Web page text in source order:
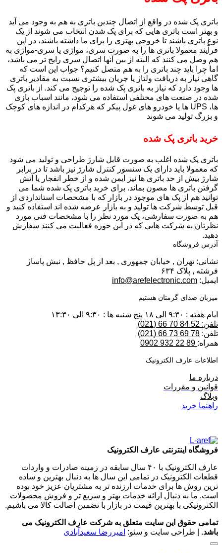
باتری پک شده در واقع از اتصال چندین باتری به هم به وجود می آید
و بهتر است باتری هایی که برای پک شدن انتخاب می شوند از یک
نوع باتری باشند تا خروجی بهتری را برای ما داشته باشند، در این
فرآیند معمولا باتری ها را به صورت سری، موازی یا سری-موازی به
هم وصل می کنند که البته از بین آنها اتصال سری رایج تر می باشد،
اما چرا باید چند باتری را به هم متصل کنیم؟ جواب این است که
گاهی نیاز به دریافت ولتاژ یا جریان بیشتری نسبت به مقادیر باتری
ها وجود دارد که نیاز به باتری پک شده را توجیح می کند. از باتری پک
شده در صنعت های مختلفی استفاده می شود، مانند اسباب بازی
ها، UPS ها یا خودرو های غول پیکر که هرکدام در اندازه های کوچک
و بزرگ تولید می شوند
خرید باتری پک شده
باتری پک شده اغلب به صورت قابل شارژ طراحی و تولید می شود
که معمولا باید دارای یک سنسور کنترل شارژ نیز باشد تا در برابر
شارژ بیش از حد باتری ها نیز ایمن شده و از خطر انفجار یا آتش
گرفتن باتری ها مصون بماند. برای خرید باتری پک شده شما می
توانید هم از پک های موجود در بازار که با مشخصات استانداردی از
قبل توسط شرکت ها تولید و به بازار عرضه شده اند استفاده کنید و
هم به صورت سفارشی، پک مورد نظر را با مشخصات فنی مورد
نظرتان به شرکت هایی که در این حوزه فعالیت می کنند سفارش
دهید.
آدرس فروشگاه
نشانی: تهران , خیابان جمهوری , بعد از پل حافظ , نبش پاساژ
فرشته , پلاک ۶۳۴
ایمیل: info@arefelectronic.com
میزبان صدای گرمتان هستیم
ایام هفته : ۹:۳۰ الی ۱۸ پنج شنبه ها : ۹:۳۰ الی ۱۳:۳۰
تلفن: 52 84 70 66 (021)
تلفن: 78 69 73 66 (021)
همراه:
اطلاعات عارف الکترونیک
درباره ما
قوانین و مقررات
وبلاگ
راهنما خرید
فروشگاه اینترنتی عارف الکترونیک
عارف الکترونیک با ۴۰ سال سابقه در زمینه صادرات و واردات
قطعات الکترونیک در تمامی این سال ها به دنبال بهترین و ساده
ترین روش ها برای خدمات ارزنده تر به مشتریان عزیز خود بوده
است. ما به دنبال ارائه خدمات بهتر و سریع تر و فروش محصولات
الکترونیکی با بهترین قیمت در بازار با تضمین اصالت کالا می باشیم.
تمامی حقوق این سایت متعلق به شرکت عارف الکترونیک می
باشد. | طراحی سایت و سئو: امیررضا سعیدآبادی